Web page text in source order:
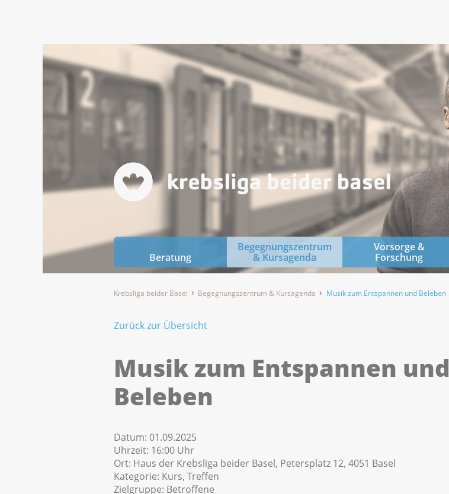
Beratung
Begegnungszentrum
& Kursagenda
Vorsorge &
Forschung
Krebsliga beider Basel Begegnungszentrum & Kursagenda Musik zum Entspannen und Beleben
Zurück zur Übersicht
Musik zum Entspannen und
Beleben
Datum: 01.09.2025
Uhrzeit: 16:00 Uhr
Ort: Haus der Krebsliga beider Basel, Petersplatz 12, 4051 Basel
Kategorie: Kurs, Treffen
Zielgruppe: Betroffene